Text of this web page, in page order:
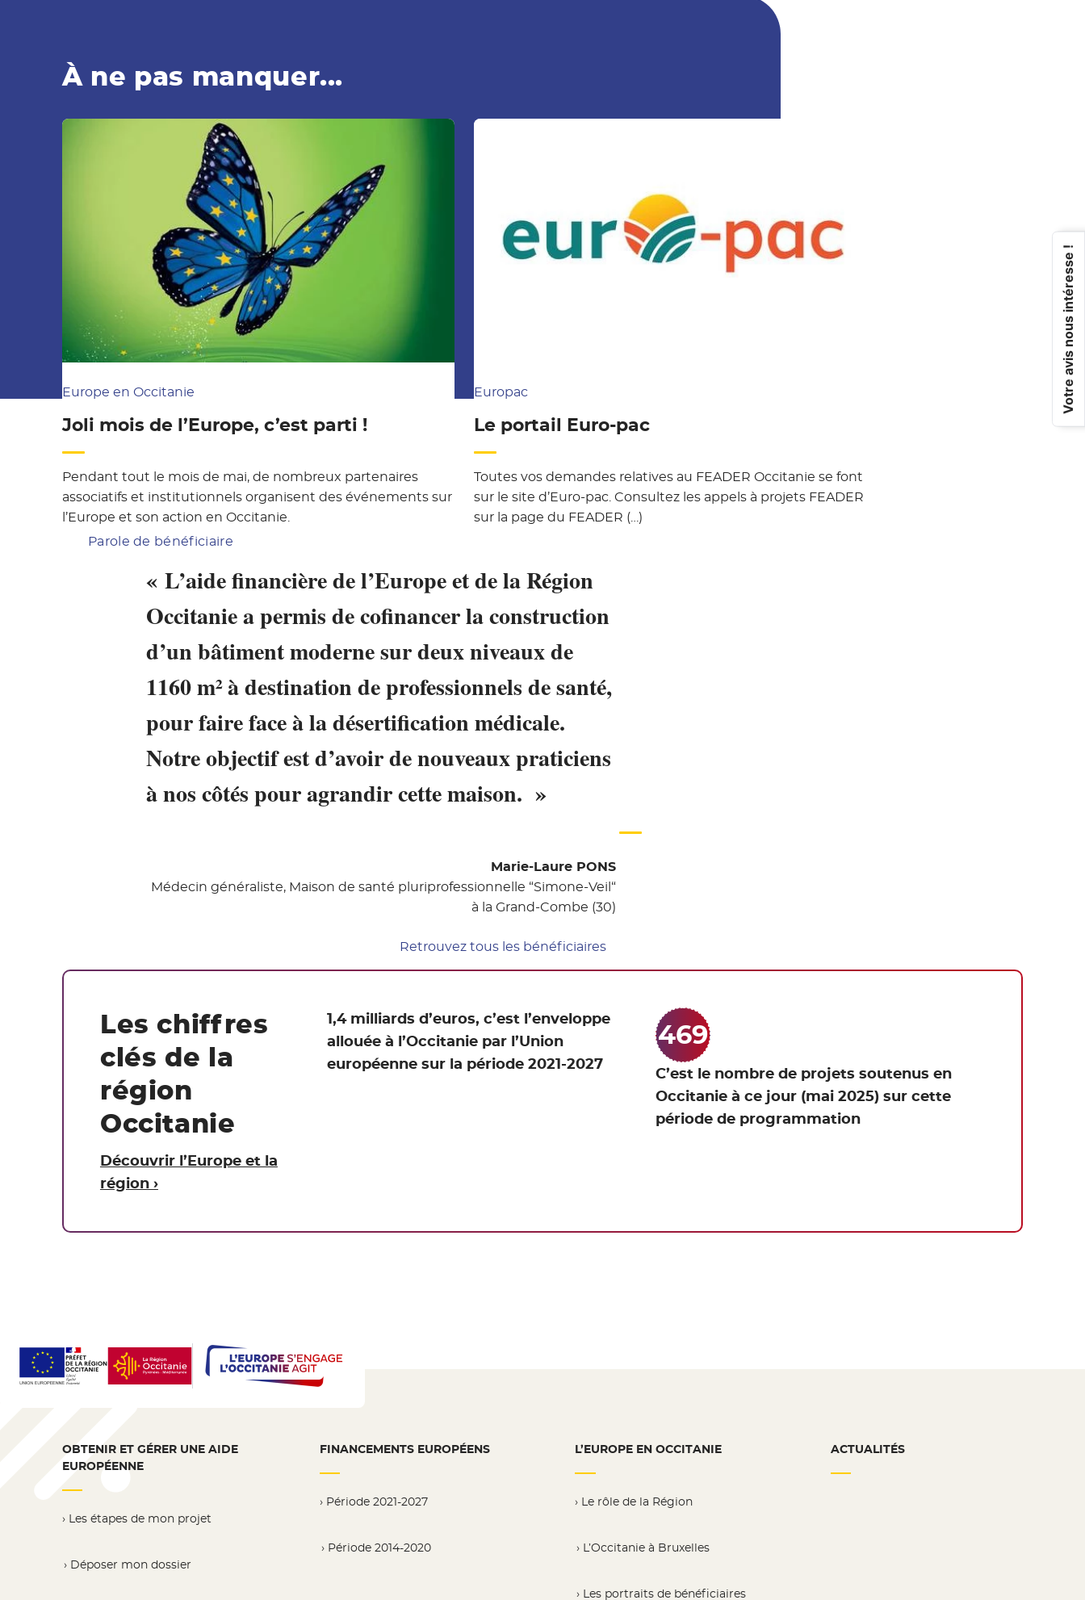
À ne pas manquer...
Europe en Occitanie
Joli mois de l’Europe, c’est parti !
Pendant tout le mois de mai, de nombreux partenaires
associatifs et institutionnels organisent des événements sur
l’Europe et son action en Occitanie.
Europac
Le portail Euro-pac
Toutes vos demandes relatives au FEADER Occitanie se font
sur le site d’Euro-pac. Consultez les appels à projets FEADER
sur la page du FEADER (…)
Parole de bénéficiaire
« L’aide financière de l’Europe et de la Région
Occitanie a permis de cofinancer la construction
d’un bâtiment moderne sur deux niveaux de
1160 m² à destination de professionnels de santé,
pour faire face à la désertification médicale.
Notre objectif est d’avoir de nouveaux praticiens
à nos côtés pour agrandir cette maison. »
Marie-Laure PONS
Médecin généraliste, Maison de santé pluriprofessionnelle “Simone-Veil“
à la Grand-Combe (30)
Retrouvez tous les bénéficiaires
Les chiffres
clés de la
région
Occitanie
Découvrir l’Europe et la
région ›
1,4 milliards d’euros, c’est l’enveloppe
allouée à l’Occitanie par l’Union
européenne sur la période 2021-2027
469
C’est le nombre de projets soutenus en
Occitanie à ce jour (mai 2025) sur cette
période de programmation
OBTENIR ET GÉRER UNE AIDE
EUROPÉENNE
Les étapes de mon projet
Déposer mon dossier
FINANCEMENTS EUROPÉENS
Période 2021-2027
Période 2014-2020
L’EUROPE EN OCCITANIE
Le rôle de la Région
L’Occitanie à Bruxelles
Les portraits de bénéficiaires
ACTUALITÉS
Votre avis nous intéresse !